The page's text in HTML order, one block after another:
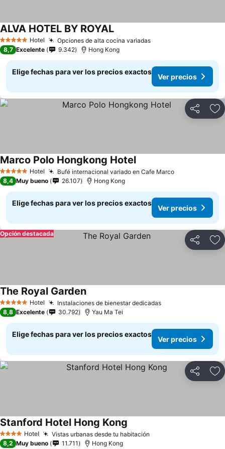
5 Estrellas Hotel Opciones de alta cocina variadasVer precios
ALVA HOTEL BY ROYALVer precios
8,7 Excelente 9.342 Hong Kong
Elige fechas para ver los precios exactos
Ver precios
Compartir
5 Estrellas Hotel Bufé internacional variado en Cafe MarcoVer precios
Marco Polo Hongkong HotelVer precios
8,4 Muy bueno 26.107 Hong Kong
Elige fechas para ver los precios exactos
Ver precios
Compartir
Opción destacada
5 Estrellas Hotel Instalaciones de bienestar dedicadasVer precios
The Royal GardenVer precios
8,8 Excelente 30.792 Yau Ma Tei
Elige fechas para ver los precios exactos
Ver precios
Compartir
4 EstrellasHotel Vistas urbanas desde tu habitación
Stanford Hotel Hong Kong
8,2 Muy bueno 11.711 Hong Kong